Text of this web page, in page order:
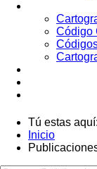
Código
Tú estas aquí:
Inicio